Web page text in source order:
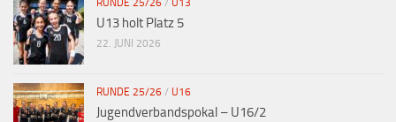
RUNDE 25/26 / U13
U13 holt Platz 5
22. JUNI 2026
RUNDE 25/26 / U16
Jugendverbandspokal – U16/2